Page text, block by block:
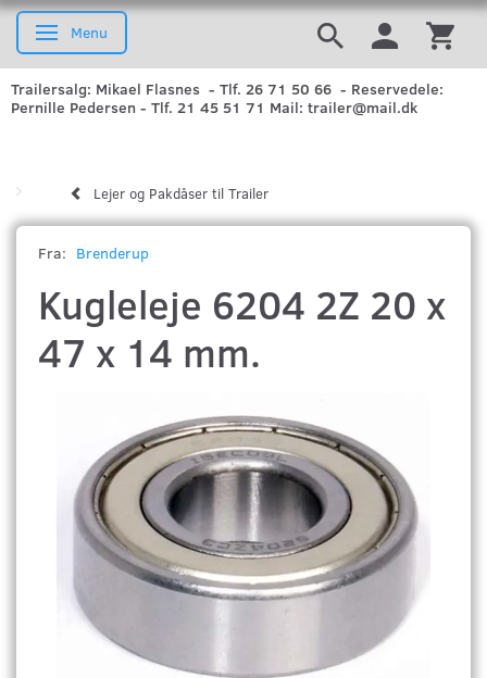
Skifte navigation
Menu
Trailersalg: Mikael Flasnes - Tlf. 26 71 50 66 - Reservedele:
Pernille Pedersen - Tlf. 21 45 51 71 Mail: trailer@mail.dk
Lejer og Pakdåser til Trailer
Fra: Brenderup
Kugleleje 6204 2Z 20 x
47 x 14 mm.